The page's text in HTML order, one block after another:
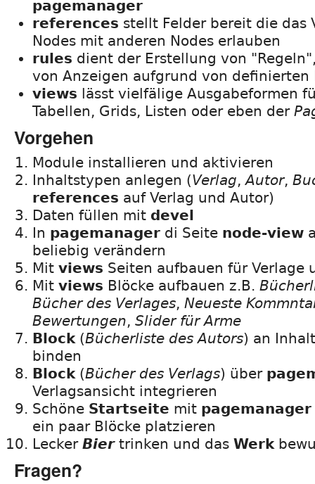
pagemanager
references stellt Felder bereit die das
Nodes mit anderen Nodes erlauben
rules dient der Erstellung von
von Anzeigen aufgrund von definierten
views lässt vielfälige Ausgabeformen
Tabellen, Grids, Listen oder eben der
Vorgehen
Module installieren und aktivieren
Inhaltstypen anlegen (Verlag,Autor,
references auf Verlag und Autor)
Daten füllen mit devel
In pagemanager di Seite node-view
beliebig verändern
Mit views Seiten aufbauen für Verlage
Mit views Blöcke aufbauen z.B.
Bücher des Verlages, Neueste
Bewertungen, Slider für Arme
Block(Bücherliste des Autors) an
binden
Block(Bücher des Verlags) über
Verlagsansicht integrieren
Schöne Startseite mit pagemanager
ein paar Blöcke platzieren
Lecker Biertrinken und das Werk
Fragen?